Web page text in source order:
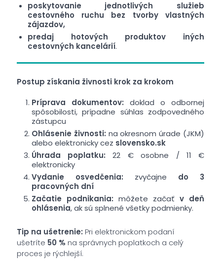
poskytovanie jednotlivých služieb
cestovného ruchu bez tvorby vlastných
zájazdov,
predaj hotových produktov iných
cestovných kancelárií.
Postup získania živnosti krok za krokom
Príprava dokumentov: doklad o odbornej
spôsobilosti, prípadne súhlas zodpovedného
zástupcu
Ohlásenie živnosti: na okresnom úrade (JKM)
alebo elektronicky cez slovensko.sk
Úhrada poplatku: 22 € osobne / 11 €
elektronicky
Vydanie osvedčenia: zvyčajne do 3
pracovných dní
Začatie podnikania: môžete začaťv deň
ohlásenia, ak sú splnené všetky podmienky.
Tip na ušetrenie: Pri elektronickom podaní
ušetríte 50 % na správnych poplatkoch a celý
proces je rýchlejší.